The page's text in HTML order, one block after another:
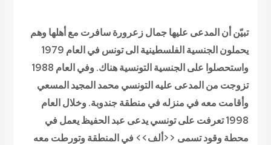
تبيّن أن المدعى عليها جمال زعرورة سافرت مع أهلها وهم
يحملون الجنسية الفلسطينية الى تونس في العام 1979
واستحصلوا على الجنسية التونسية هناك. وفي العام 1988
تزوجت من المدعى عليه التونسي محمد المجيد المسعي
وأقامت معه في منزله في منطقة جندوبة. وخلال العام
1998 تعرفت على تونسي يدعى عبد الحفيظ يعمل في
محطة وقود تسمى <<ألف>> في المنطقة وتورطت معه